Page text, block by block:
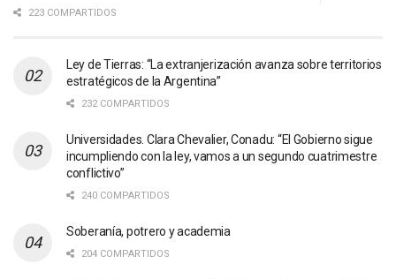
223 COMPARTIDOS
Ley de Tierras: “La extranjerización avanza sobre territorios
estratégicos de la Argentina”
232 COMPARTIDOS
Universidades. Clara Chevalier, Conadu: “El Gobierno sigue
incumpliendo con la ley, vamos a un segundo cuatrimestre
conflictivo”
240 COMPARTIDOS
Soberanía, potrero y academia
204 COMPARTIDOS